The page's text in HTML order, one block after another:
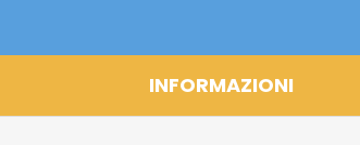
INFORMAZIONI